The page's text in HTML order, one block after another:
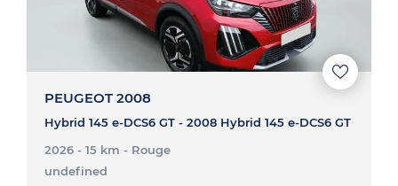
PEUGEOT 2008
Hybrid 145 e-DCS6 GT - 2008 Hybrid 145 e-DCS6 GT
2026 - 15 km - Rouge
undefined